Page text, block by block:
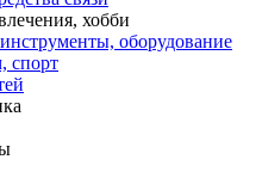
хобби
оборудование
спорт